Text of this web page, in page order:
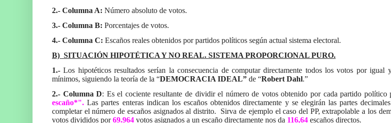
2.- Columna A: Número absoluto de votos.
3.- Columna B: Porcentajes de votos.
4.- Columna C: Escaños reales obtenidos por partidos políticos según actual sistema electoral.
B) SITUACIÓN HIPOTÉTICA Y NO REAL. SISTEMA PROPORCIONAL PURO.
1.-Los hipotéticos resultados serían la consecuencia de computar directamente todos los votos por igual
mínimos, siguiendo la teoría de la “DEMOCRACIA IDEAL” de “Robert Dahl.”
2.- Columna D: Es el cociente resultante de dividir el número de votos obtenido por cada partido político
escaño*".Las partes enteras indican los escaños obtenidos directamente y se elegirán las partes
completar el número de escaños asignados al distrito. Sirva de ejemplo el caso del PP, extrapolable a los
votos divididos por69.964 votos asignados a un escaño directamente nos da 116,64 escaños directos.